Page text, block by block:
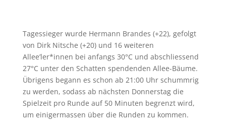
Tagessieger wurde Hermann Brandes (+22), gefolgt
von Dirk Nitsche (+20) und 16 weiteren
Allee’ler*innen bei anfangs 30°C und abschliessend
27°C unter den Schatten spendenden Allee-Bäume.
Übrigens begann es schon ab 21:00 Uhr schummrig
zu werden, sodass ab nächsten Donnerstag die
Spielzeit pro Runde auf 50 Minuten begrenzt wird,
um einigermassen über die Runden zu kommen.